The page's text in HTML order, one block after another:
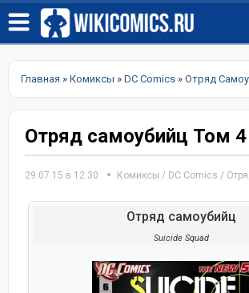
Главная » Комиксы » DC Comics » Отряд
Отряд самоубийц Том
29.07.15 в 12:30 Комиксы / DC Comics /
Отряд самоубийц
Suicide Squad